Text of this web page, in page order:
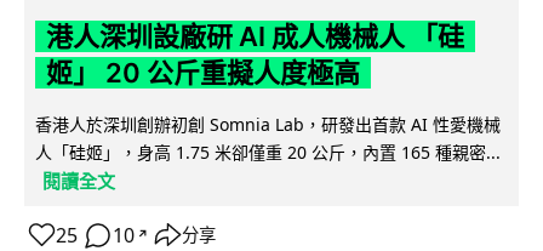
港人深圳設廠研 AI 成人機械人 「硅
姬」 20 公斤重擬人度極高
香港人於深圳創辦初創 Somnia Lab，研發出首款 AI 性愛機械
人「硅姬」，身高 1.75 米卻僅重 20 公斤，內置 165 種親密...
閱讀全文
25 10 ↗ 分享